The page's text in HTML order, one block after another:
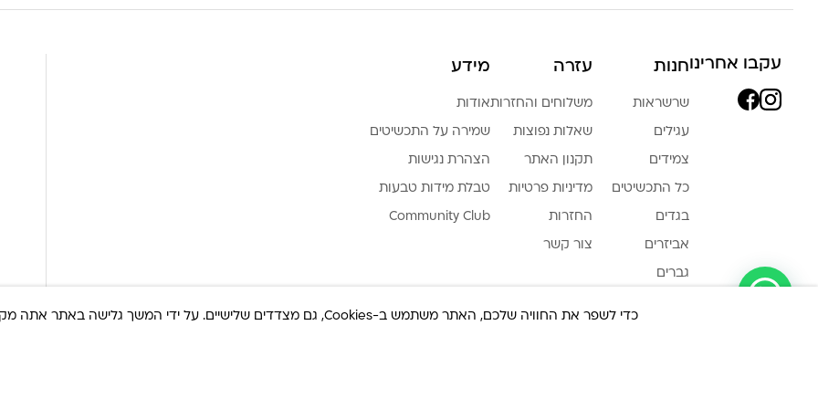
עקבו אחרינוחנות
שרשראות
עגילים
צמידים
כל התכשיטים
בגדים
אביזרים
גברים
עזרה
משלוחים והחזרות
שאלות נפוצות
תקנון האתר
מדיניות פרטיות
החזרות
צור קשר
מידע
אודות
שמירה על התכשיטים
הצהרת נגישות
טבלת מידות טבעות
Community Club
כדי לשפר את החוויה שלכם, האתר משתמש ב-Cookies, גם מצדדים שלישיים. על ידי המשך גלישה באתר אתה מקבל את